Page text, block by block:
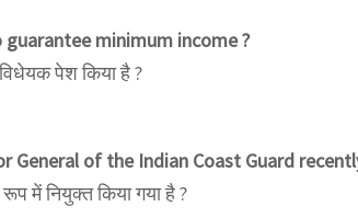
minimum income ?
पेश किया है ?
General of the Indian Coast Guard
में नियुक्त किया गया है ?